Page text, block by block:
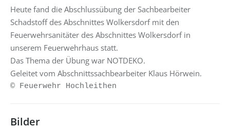
Heute fand die Abschlussübung der Sachbearbeiter
Schadstoff des Abschnittes Wolkersdorf mit den
Feuerwehrsanitäter des Abschnittes Wolkersdorf in
unserem Feuerwehrhaus statt.
Das Thema der Übung war NOTDEKO.
Geleitet vom Abschnittssachbearbeiter Klaus Hörwein.
© Feuerwehr Hochleithen
Bilder